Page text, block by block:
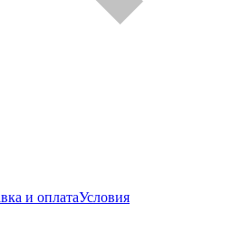
и оплатаУсловия